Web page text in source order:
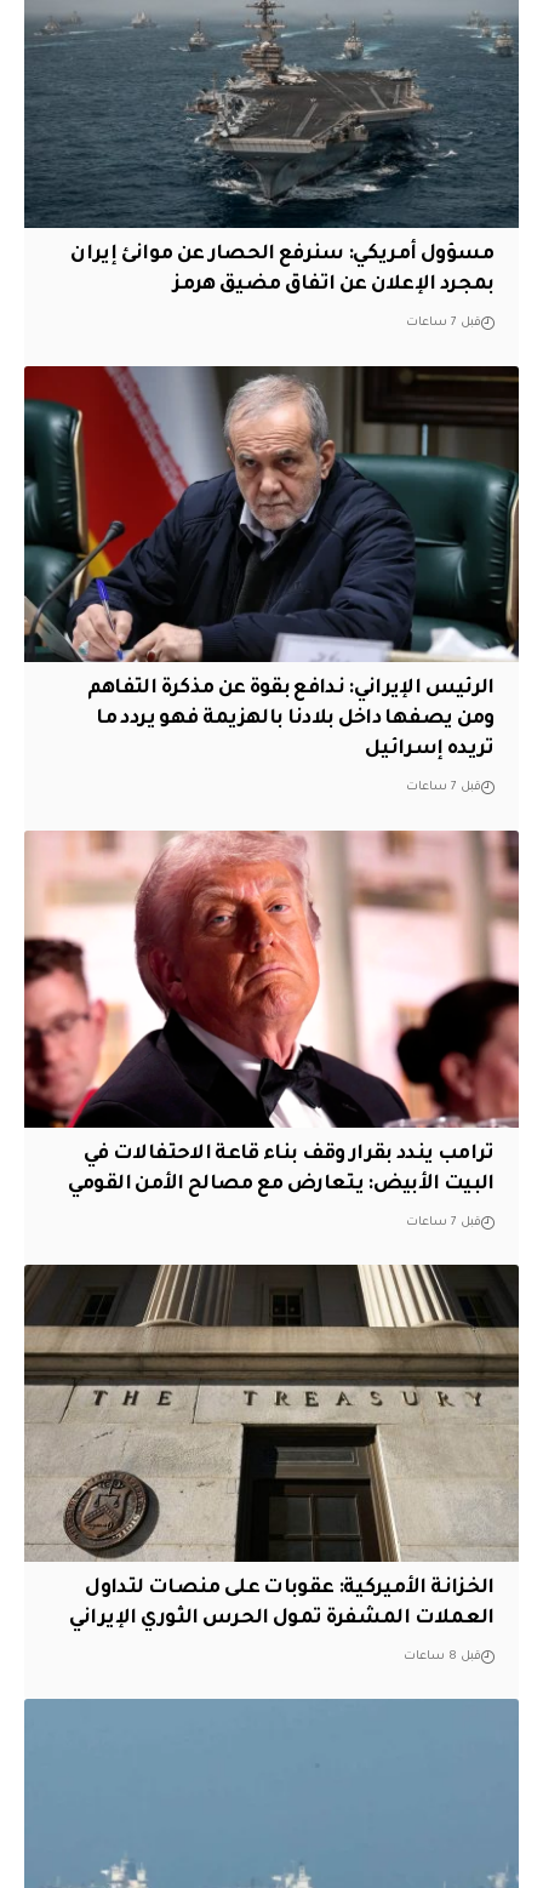
مسؤول أمريكي: سنرفع الحصار عن موانئ إيران
بمجرد الإعلان عن اتفاق مضيق هرمز
قبل 7 ساعات
الرئيس الإيراني: ندافع بقوة عن مذكرة التفاهم
ومن يصفها داخل بلادنا بالهزيمة فهو يردد ما
تريده إسرائيل
قبل 7 ساعات
ترامب يندد بقرار وقف بناء قاعة الاحتفالات في
البيت الأبيض: يتعارض مع مصالح الأمن القومي
قبل 7 ساعات
الخزانة الأميركية: عقوبات على منصات لتداول
العملات المشفرة تمول الحرس الثوري الإيراني
قبل 8 ساعات